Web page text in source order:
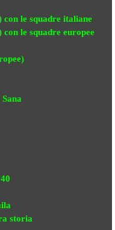
le squadre italiane
con le squadre europee
storia